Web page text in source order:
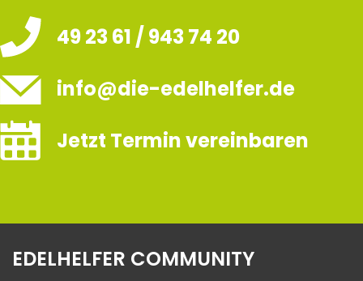
49 23 61 / 943 74 20
info@die-edelhelfer.de
Jetzt Termin vereinbaren
EDELHELFER COMMUNITY